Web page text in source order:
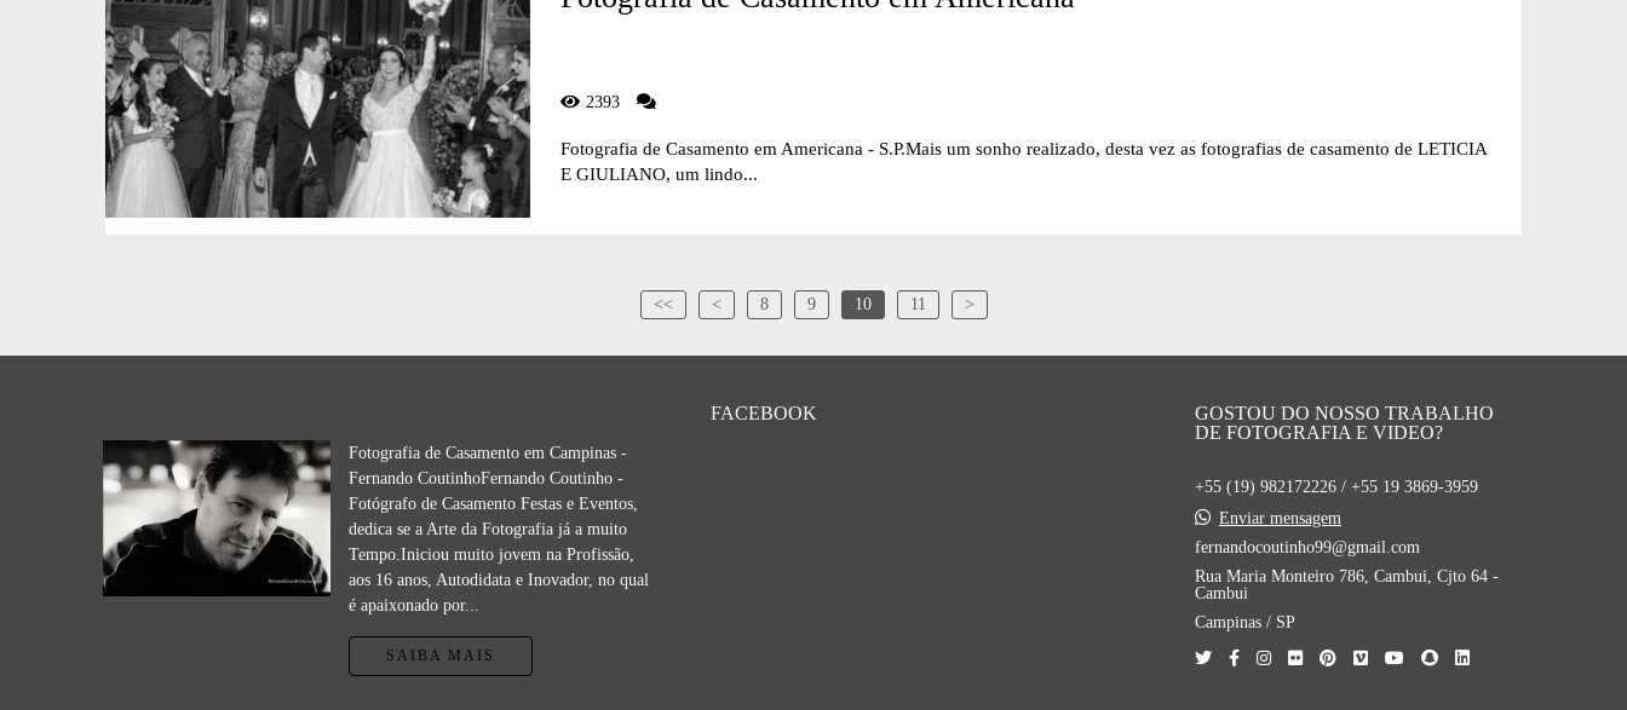
2393
Fotografia de Casamento em Americana - S.P.Mais um sonho realizado, desta vez as fotografias de casamento de LETICIA
E GIULIANO, um lindo...
<< < 8 9 10 11 >
Fotografia de Casamento em Campinas -
Fernando CoutinhoFernando Coutinho -
Fotógrafo de Casamento Festas e Eventos,
dedica se a Arte da Fotografia já a muito
Tempo.Iniciou muito jovem na Profissão,
aos 16 anos, Autodidata e Inovador, no qual
é apaixonado por...
SAIBA MAIS
FACEBOOK
GOSTOU DO NOSSO TRABALHO
DE FOTOGRAFIA E VIDEO?
+55 (19) 982172226 / +55 19 3869-3959
Enviar mensagem
fernandocoutinho99@gmail.com
Rua Maria Monteiro 786, Cambui, Cjto 64 -
Cambui
Campinas / SP